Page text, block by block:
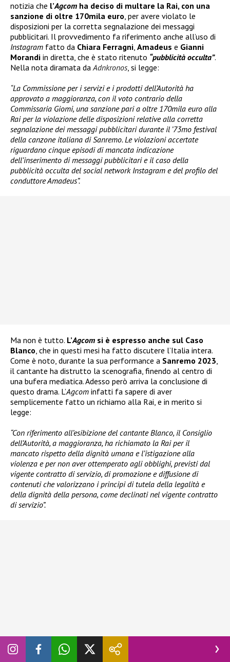
notizia che l’Agcom ha deciso di multare la Rai, con una
sanzione di oltre 170mila euro , per avere violato le
disposizioni per la corretta segnalazione dei messaggi
pubblicitari. Il provvedimento fa riferimento anche all’uso di
Instagram fatto da Chiara Ferragni Amadeus e Gianni
Morandi in diretta, che è stato ritenuto “pubblicità occulta”.
Nella nota diramata da Adnkronos , si legge:
“La Commissione per i servizi e i prodotti dell’Autorità ha
approvato a maggioranza, con il voto contrario della
Commissaria Giomi, una sanzione pari a oltre 170mila euro alla
Rai per la violazione delle disposizioni relative alla corretta
segnalazione dei messaggi pubblicitari durante il ’73mo festival
della canzone italiana di Sanremo. Le violazioni accertate
riguardano cinque episodi di mancata indicazione
dell’inserimento di messaggi pubblicitari e il caso della
pubblicità occulta del social network Instagram e del profilo del
conduttore Amadeus”.
Ma non è tutto. L’Agcom si è espresso anche sul Caso
Blanco , che in questi mesi ha fatto discutere l’Italia intera.
Come è noto, durante la sua performance a Sanremo 2023
il cantante ha distrutto la scenografia, finendo al centro di
una bufera mediatica. Adesso però arriva la conclusione di
questo drama. L’Agcom infatti fa sapere di aver
semplicemente fatto un richiamo alla Rai, e in merito si
legge:
“Con riferimento all’esibizione del cantante Blanco, il Consiglio
dell’Autorità, a maggioranza, ha richiamato la Rai per il
mancato rispetto della dignità umana e l’istigazione alla
violenza e per non aver ottemperato agli obblighi, previsti dal
vigente contratto di servizio, di promozione e diffusione di
contenuti che valorizzano i principi di tutela della legalità e
della dignità della persona, come declinati nel vigente contratto
di servizio”.